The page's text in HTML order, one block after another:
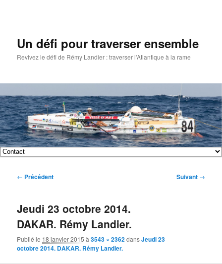
Un défi pour traverser ensemble
Revivez le défi de Rémy Landier : traverser l'Atlantique à la rame
Menu
Aller
au
principal
Aller
au
secondaire
Navigation
← Précédent Suivant →
Jeudi 23 octobre 2014.
DAKAR. Rémy Landier.
Publié le 18 janvier 2015 à3543 × 2362dansJeudi 23
octobre 2014. DAKAR. Rémy Landier.